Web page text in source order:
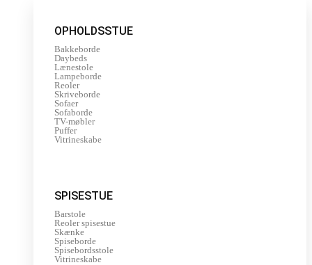
OPHOLDSSTUE
Bakkeborde
Daybeds
Lænestole
Lampeborde
Reoler
Skriveborde
Sofaer
Sofaborde
TV-møbler
Puffer
Vitrineskabe
SPISESTUE
Barstole
Reoler spisestue
Skænke
Spiseborde
Spisebordsstole
Vitrineskabe